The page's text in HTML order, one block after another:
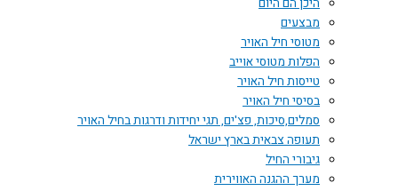
היכן הם היום
מבצעים
מטוסי חיל האויר
הפלות מטוסי אוייב
טייסות חיל האויר
בסיסי חיל האויר
סמלים,סיכות, פצ'ים, תגי יחידות ודרגות בחיל האויר
תעופה צבאית בארץ ישראל
גיבורי החיל
מערך ההגנה האווירית